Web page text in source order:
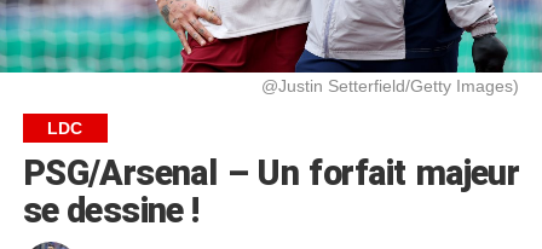
@Justin Setterfield/Getty Images)
LDC
PSG/Arsenal – Un forfait majeur
se dessine !